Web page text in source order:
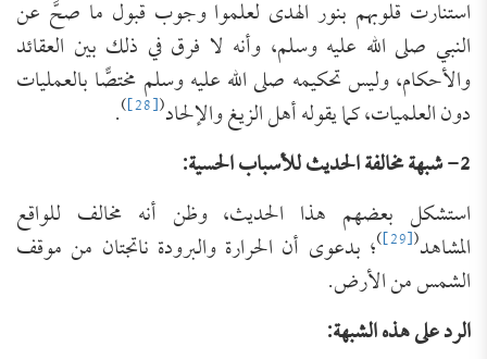
استنارت قلوبهم بنور الهدى لعلموا وجوب قبول ما صحَّ عن
النبي صلى الله عليه وسلم، وأنه لا فرق في ذلك بين العقائد
والأحكام، وليس تحكيمه صلى الله عليه وسلم مختصًّا بالعمليات
دون العلميات، كما يقوله أهل الزيغ والإلحاد(
[28]
)
.
2- شبهة مخالفة الحديث للأسباب الحسية:
استشكل بعضهم هذا الحديث، وظن أنه مخالف للواقع
المشاهد(
[29]
)؛ بدعوى أن الحرارة والبرودة ناتجتان من موقف
الشمس من الأرض.
الرد على هذه الشبهة: